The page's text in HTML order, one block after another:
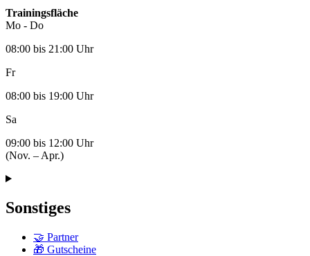
Trainingsfläche
Mo - Do
08:00 bis 21:00 Uhr
Fr
08:00 bis 19:00 Uhr
Sa
09:00 bis 12:00 Uhr
(Nov. – Apr.)
Sonstiges
🤝 Partner
🎁 Gutscheine